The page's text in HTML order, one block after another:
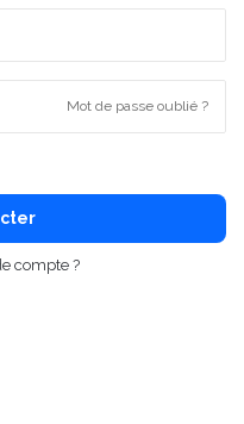
Mot de passe oublié ?
compte ?